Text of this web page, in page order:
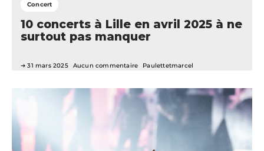
Concert
10 concerts à Lille en avril 2025 à ne
surtout pas manquer
31 mars 2025 Aucun commentaire Paulettetmarcel